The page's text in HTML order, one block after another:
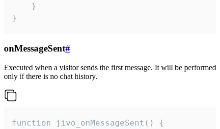
    }
}
onMessageSent#
Executed when a visitor sends the first message. It will be performed
only if there is no chat history.
function jivo_onMessageSent() {